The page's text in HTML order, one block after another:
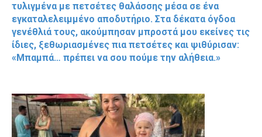
τυλιγμένα με πετσέτες θαλάσσης μέσα σε ένα
εγκαταλελειμμένο αποδυτήριο. Στα δέκατα όγδοα
γενέθλιά τους, ακούμπησαν μπροστά μου εκείνες τις
ίδιες, ξεθωριασμένες πια πετσέτες και ψιθύρισαν:
«Μπαμπά… πρέπει να σου πούμε την αλήθεια.»